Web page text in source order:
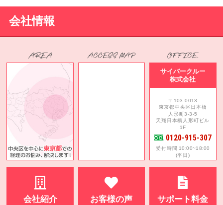
会社情報
会社紹介 お客様の声
サイバークルー
株式会社
〒103-0013
東京都中央区日本橋
人形町3-3-5
天翔日本橋人形町ビル
1F
0120-915-307
受付時間 10:00~18:00
(平日)
サポート料金